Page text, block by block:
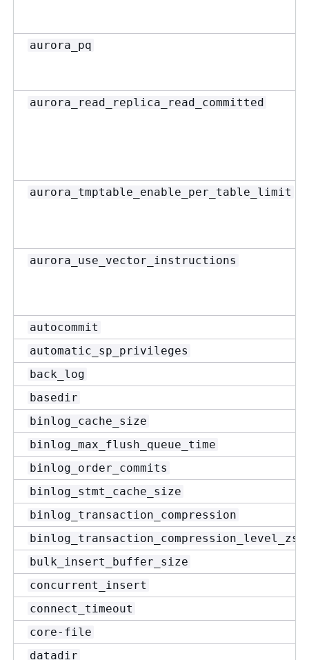
aurora_pq
aurora_read_replica_read_committed
aurora_tmptable_enable_per_table_limit
aurora_use_vector_instructions
autocommit
automatic_sp_privileges
back_log
basedir
binlog_cache_size
binlog_max_flush_queue_time
binlog_order_commits
binlog_stmt_cache_size
binlog_transaction_compression
bulk_insert_buffer_size
concurrent_insert
connect_timeout
core-file
datadir